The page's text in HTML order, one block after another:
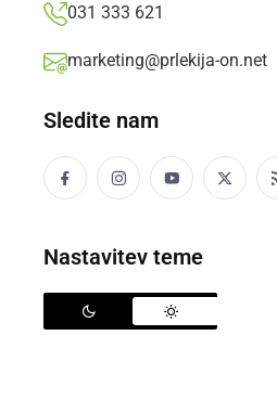
031 333 621
marketing@prlekija-on.net
Sledite nam
Nastavitev teme
Na novinarski
Prlekija-on.net,četrtek,